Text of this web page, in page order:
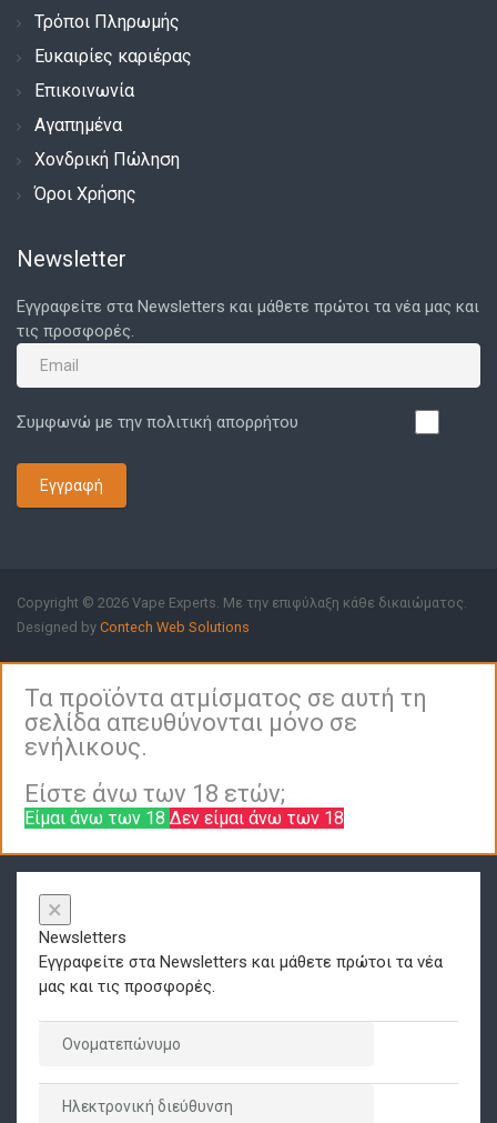
Τρόποι Πληρωμής
Ευκαιρίες καριέρας
Επικοινωνία
Αγαπημένα
Χονδρική Πώληση
Όροι Χρήσης
Newsletter
Εγγραφείτε στα Newsletters και μάθετε πρώτοι τα νέα μας και
τις προσφορές.
Συμφωνώ με την πολιτική απορρήτου
Εγγραφή
Copyright © 2026 Vape Experts. Με την επιφύλαξη κάθε δικαιώματος.
Designed by Contech Web Solutions
Τα προϊόντα ατμίσματος σε αυτή τη
σελίδα απευθύνονται μόνο σε
ενήλικους.
Είστε άνω των 18 ετών;
Είμαι άνω των 18 Δεν είμαι άνω των 18
×
Newsletters
Εγγραφείτε στα Newsletters και μάθετε πρώτοι τα νέα
μας και τις προσφορές.